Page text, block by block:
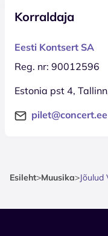
Korraldaja
Eesti Kontsert SA
Reg. nr: 90012596
Estonia pst 4,
pilet@concert.ee
Esileht>Muusika>Jõulud